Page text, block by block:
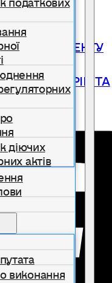
діючих
актів
виконання
ПРОЕКТУ
КАТЕГОРІЙ ТА